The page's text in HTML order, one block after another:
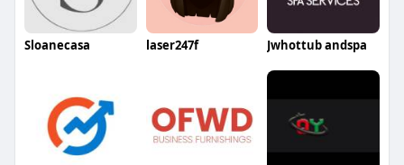
Sloanecasa laser247f Jwhottub andspa